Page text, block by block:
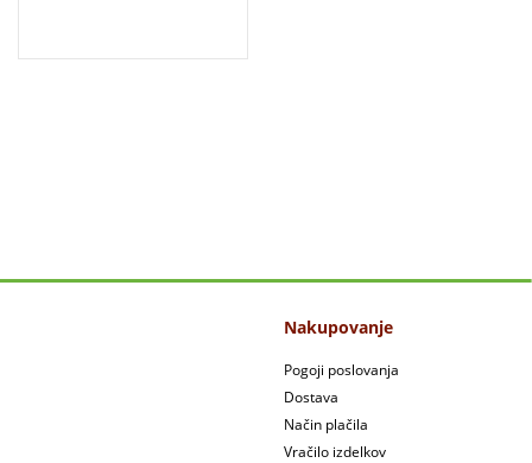
Nakupovanje
Pogoji poslovanja
Dostava
Način plačila
Vračilo izdelkov